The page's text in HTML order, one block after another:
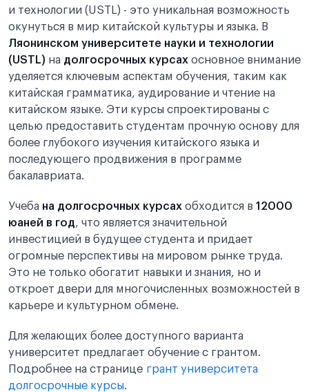
и технологии (USTL) - это уникальная возможность
окунуться в мир китайской культуры и языка. В
Ляонинском университете науки и технологии
(USTL) на долгосрочных курсах основное внимание
уделяется ключевым аспектам обучения, таким как
китайская грамматика, аудирование и чтение на
китайском языке. Эти курсы спроектированы с
целью предоставить студентам прочную основу для
более глубокого изучения китайского языка и
последующего продвижения в программе
бакалавриата.
Учеба на долгосрочных курсах обходится в 12000
юаней в год, что является значительной
инвестицией в будущее студента и придает
огромные перспективы на мировом рынке труда.
Это не только обогатит навыки и знания, но и
откроет двери для многочисленных возможностей в
карьере и культурном обмене.
Для желающих более доступного варианта
университет предлагает обучение с грантом.
Подробнее на странице грант университета
долгосрочные курсы.